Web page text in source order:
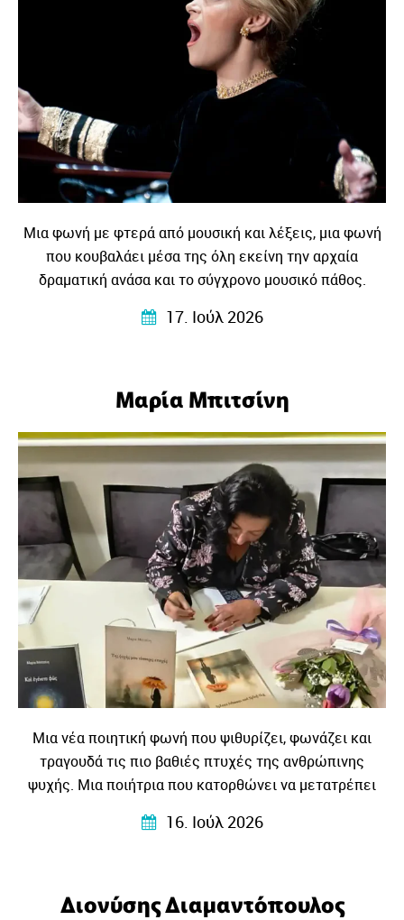
Μια φωνή με φτερά από μουσική και λέξεις, μια φωνή
που κουβαλάει μέσα της όλη εκείνη την αρχαία
δραματική ανάσα και το σύγχρονο μουσικό πάθος.
17. Ιούλ 2026
Μαρία Μπιτσίνη
Μια νέα ποιητική φωνή που ψιθυρίζει, φωνάζει και
τραγουδά τις πιο βαθιές πτυχές της ανθρώπινης
ψυχής. Μια ποιήτρια που κατορθώνει να μετατρέπει
στοχασμούς της σε στίχους που αγγίζουν, ταράζουν και
16. Ιούλ 2026
Διονύσης Διαμαντόπουλος